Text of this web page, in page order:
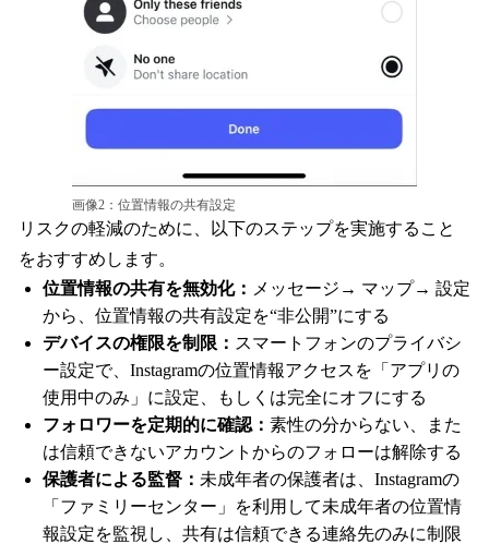
画像2：位置情報の共有設定
リスクの軽減のために、以下のステップを実施すること
をおすすめします。
位置情報の共有を無効化： メッセージ→ マップ→ 設定
から、位置情報の共有設定を“非公開”にする
デバイスの権限を制限： スマートフォンのプライバシ
ー設定で、Instagramの位置情報アクセスを「アプリの
使用中のみ」に設定、もしくは完全にオフにする
フォロワーを定期的に確認： 素性の分からない、また
は信頼できないアカウントからのフォローは解除する
保護者による監督： 未成年者の保護者は、Instagramの
「ファミリーセンター」を利用して未成年者の位置情
報設定を監視し、共有は信頼できる連絡先のみに制限